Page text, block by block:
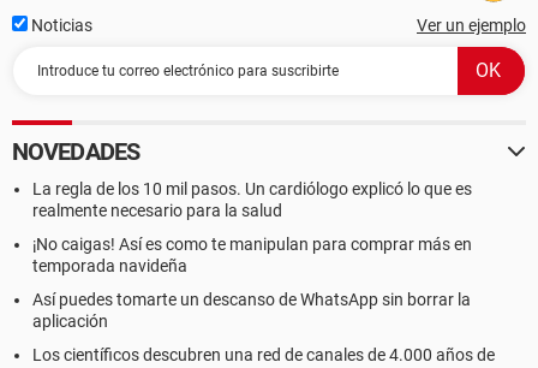
Noticias Ver un ejemplo
NOVEDADES
La regla de los 10 mil pasos. Un cardiólogo explicó lo que es
realmente necesario para la salud
¡No caigas! Así es como te manipulan para comprar más en
temporada navideña
Así puedes tomarte un descanso de WhatsApp sin borrar la
aplicación
Los científicos descubren una red de canales de 4.000 años de